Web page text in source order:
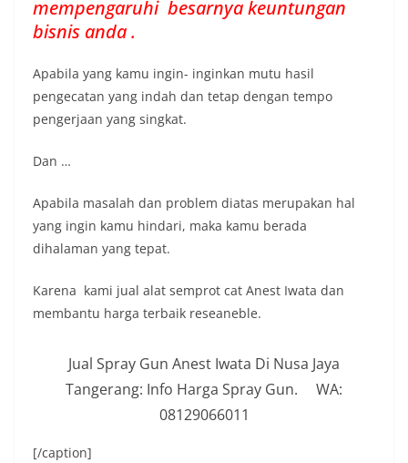
mempengaruhi besarnya keuntungan
bisnis anda .
Apabila yang kamu ingin- inginkan mutu hasil
pengecatan yang indah dan tetap dengan tempo
pengerjaan yang singkat.
Dan …
Apabila masalah dan problem diatas merupakan hal
yang ingin kamu hindari, maka kamu berada
dihalaman yang tepat.
Karena kami jual alat semprot cat Anest Iwata dan
membantu harga terbaik reseaneble.
Jual Spray Gun Anest Iwata Di Nusa Jaya
Tangerang: Info Harga Spray Gun. WA:
08129066011
[/caption]